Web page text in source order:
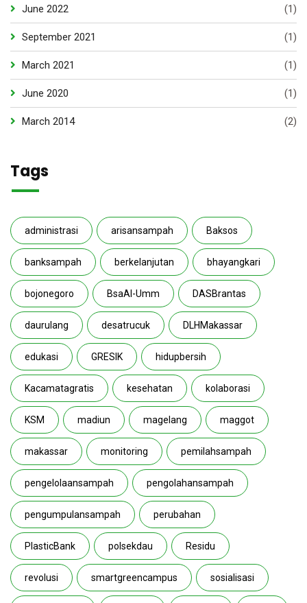
June 2022 (1)
September 2021 (1)
March 2021 (1)
June 2020 (1)
March 2014 (2)
Tags
administrasi arisansampah Baksos
banksampah berkelanjutan bhayangkari
bojonegoro BsaAl-Umm DASBrantas
daurulang desatrucuk DLHMakassar
edukasi GRESIK hidupbersih
Kacamatagratis kesehatan kolaborasi
KSM madiun magelang maggot
makassar monitoring pemilahsampah
pengelolaansampah pengolahansampah
pengumpulansampah perubahan
PlasticBank polsekdau Residu
revolusi smartgreencampus sosialisasi